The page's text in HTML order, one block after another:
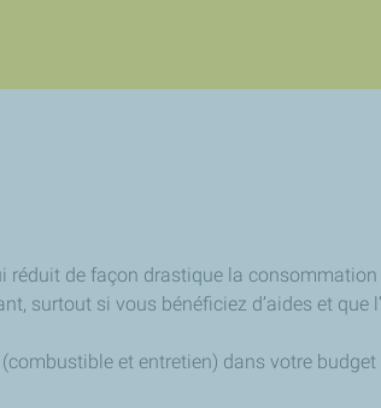
réduit de façon drastique la
surtout si vous bénéficiez d’aides et que
et entretien) dans votre